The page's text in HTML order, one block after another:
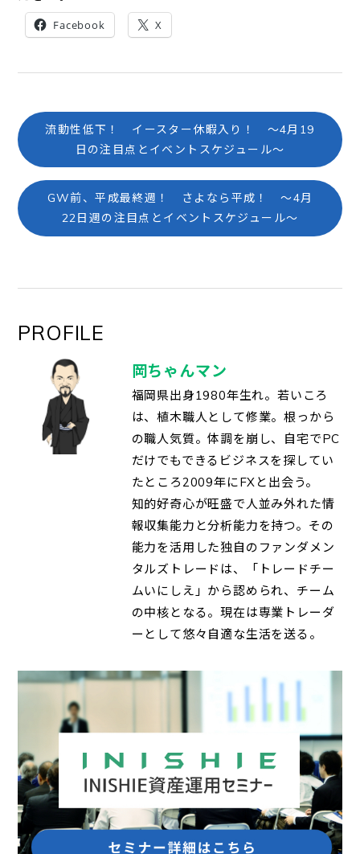
Facebook X
流動性低下！ イースター休暇入り！ ～4月19
日の注目点とイベントスケジュール～
GW前、平成最終週！ さよなら平成！ ～4月
22日週の注目点とイベントスケジュール～
PROFILE
岡ちゃんマン
福岡県出身1980年生れ。若いころ
は、植木職人として修業。根っから
の職人気質。体調を崩し、自宅でPC
だけでもできるビジネスを探してい
たところ2009年にFXと出会う。
知的好奇心が旺盛で人並み外れた情
報収集能力と分析能力を持つ。その
能力を活用した独自のファンダメン
タルズトレードは、「トレードチー
ムいにしえ」から認められ、チーム
の中核となる。現在は専業トレーダ
ーとして悠々自適な生活を送る。